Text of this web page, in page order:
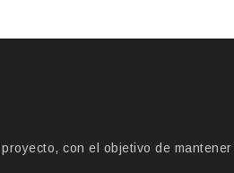
con el objetivo de mantener